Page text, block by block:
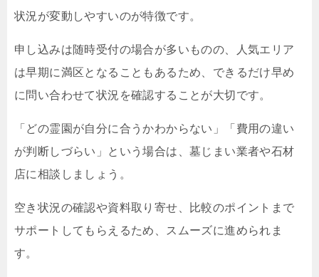
状況が変動しやすいのが特徴です。
申し込みは随時受付の場合が多いものの、人気エリア
は早期に満区となることもあるため、できるだけ早め
に問い合わせて状況を確認することが大切です。
「どの霊園が自分に合うかわからない」「費用の違い
が判断しづらい」という場合は、墓じまい業者や石材
店に相談しましょう。
空き状況の確認や資料取り寄せ、比較のポイントまで
サポートしてもらえるため、スムーズに進められま
す。